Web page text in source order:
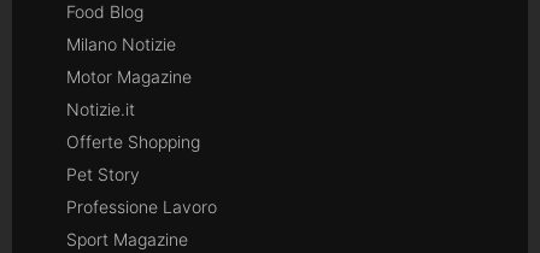
Food Blog
Milano Notizie
Motor Magazine
Notizie.it
Offerte Shopping
Pet Story
Professione Lavoro
Sport Magazine